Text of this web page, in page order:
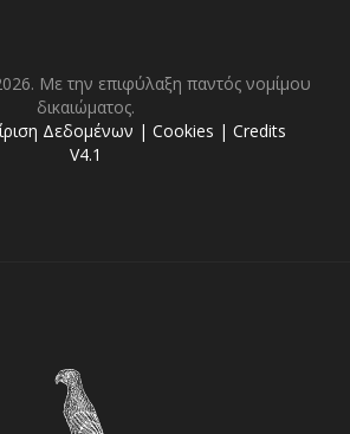
Με την επιφύλαξη παντός νομίμου
δικαιώματος.
Δεδομένων | Cookies | Credits
V4.1